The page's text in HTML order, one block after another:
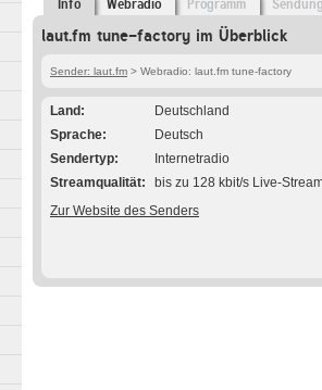
Info Webradio Programm
laut.fm tune-factory im Überblick
Sender: laut.fm > Webradio: laut.fm tune-factory
Land
Deutschland
Sprache
Deutsch
Sendertyp
Internetradio
Streamqualität
bis zu 128 kbit/s Live-
Zur Website des Senders